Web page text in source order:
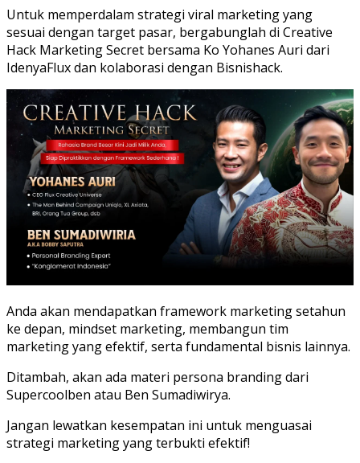
Untuk memperdalam strategi viral marketing yang
sesuai dengan target pasar, bergabunglah di Creative
Hack Marketing Secret bersama Ko Yohanes Auri dari
IdenyaFlux dan kolaborasi dengan Bisnishack.
Anda akan mendapatkan framework marketing setahun
ke depan, mindset marketing, membangun tim
marketing yang efektif, serta fundamental bisnis lainnya.
Ditambah, akan ada materi persona branding dari
Supercoolben atau Ben Sumadiwirya.
Jangan lewatkan kesempatan ini untuk menguasai
strategi marketing yang terbukti efektif!